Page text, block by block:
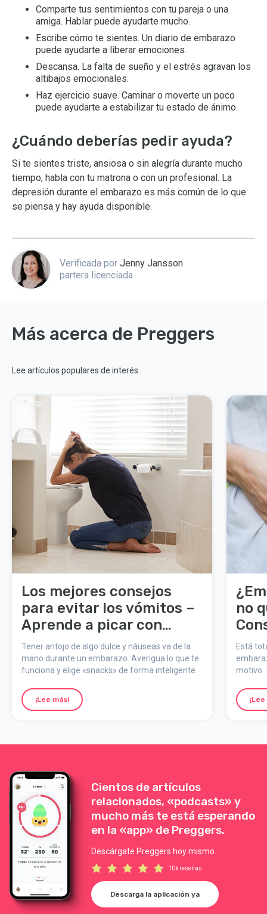
Comparte tus sentimientos con tu pareja o una
amiga. Hablar puede ayudarte mucho.
Escribe cómo te sientes. Un diario de embarazo
puede ayudarte a liberar emociones.
Descansa. La falta de sueño y el estrés agravan los
altibajos emocionales.
Haz ejercicio suave. Caminar o moverte un poco
puede ayudarte a estabilizar tu estado de ánimo.
¿Cuándo deberías pedir ayuda?
Si te sientes triste, ansiosa o sin alegría durante mucho
tiempo, habla con tu matrona o con un profesional. La
depresión durante el embarazo es más común de lo que
se piensa y hay ayuda disponible.
Verificada por Jenny Jansson
partera licenciada
Más acerca de Preggers
Lee artículos populares de interés.
Los mejores consejos
para evitar los vómitos –
Aprende a picar con
cabeza
Tener antojo de algo dulce y náuseas va de la
mano durante un embarazo. Averigua lo que te
funciona y elige «snacks» de forma inteligente.
¡Lee más!
no
el
Está
motivo.
no es
para
Cientos de artículos
relacionados, «podcasts» y
mucho más te está esperando
en la «app» de Preggers.
Descárgate Preggers hoy mismo.
10k reseñas
Descarga la aplicación ya